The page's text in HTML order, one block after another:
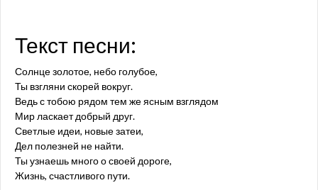
Текст песни:
Солнце золотое, небо голубое,
Ты взгляни скорей вокруг.
Ведь с тобою рядом тем же ясным взглядом
Мир ласкает добрый друг.
Светлые идеи, новые затеи,
Дел полезней не найти.
Ты узнаешь много о своей дороге,
Жизнь, счастливого пути.